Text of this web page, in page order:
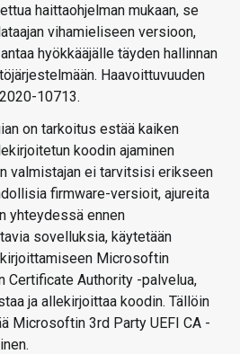
haittaohjelman mukaan, se
vihamieliseen versioon,
hyökkääjälle täyden hallinnan
Haavoittuvuuden
10713.
on tarkoitus estää kaiken
koodin ajaminen
valmistajan ei tarvitsisi erikseen
firmware-versioit, ajureita
yhteydessä ennen
sovelluksia, käytetään
Microsoftin
Certificate Authority -palvelua,
ja allekirjoittaa koodin. Tällöin
Microsoftin 3rd Party UEFI CA -